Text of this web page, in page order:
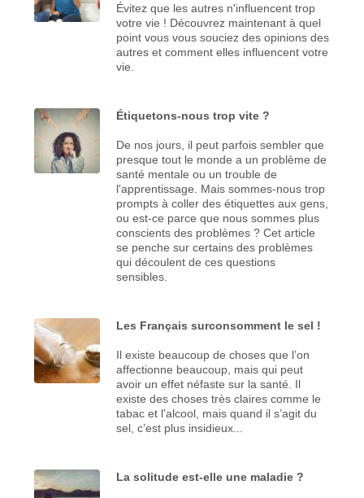
Évitez que les autres n'influencent trop
votre vie ! Découvrez maintenant à quel
point vous vous souciez des opinions des
autres et comment elles influencent votre
vie.
Étiquetons-nous trop vite ?
De nos jours, il peut parfois sembler que
presque tout le monde a un problème de
santé mentale ou un trouble de
l'apprentissage. Mais sommes-nous trop
prompts à coller des étiquettes aux gens,
ou est-ce parce que nous sommes plus
conscients des problèmes ? Cet article
se penche sur certains des problèmes
qui découlent de ces questions
sensibles.
Les Français surconsomment le sel !
Il existe beaucoup de choses que l’on
affectionne beaucoup, mais qui peut
avoir un effet néfaste sur la santé. Il
existe des choses très claires comme le
tabac et l’alcool, mais quand il s’agit du
sel, c’est plus insidieux...
La solitude est-elle une maladie ?